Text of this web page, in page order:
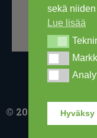
sekä
Lue lisää
Tekninen
Markkinointi
Analytiikka
Hyväksy
© 2016-2026 Ski